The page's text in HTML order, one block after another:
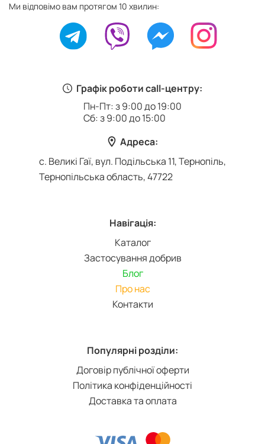
Графік роботи call-центру:
Пн-Пт: з 9:00 до 19:00
Сб: з 9:00 до 15:00
Адреса:
с. Великі Гаї, вул. Подільська 11, Тернопіль,
Тернопільська область, 47722
Навігація:
Каталог
Застосування добрив
Блог
Про нас
Контакти
Популярні розділи:
Договір публічної оферти
Політика конфіденційності
Доставка та оплата
Ми відповімо вам протягом 10 хвилин: